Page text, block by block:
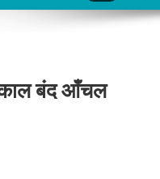
काल बंद आँचल